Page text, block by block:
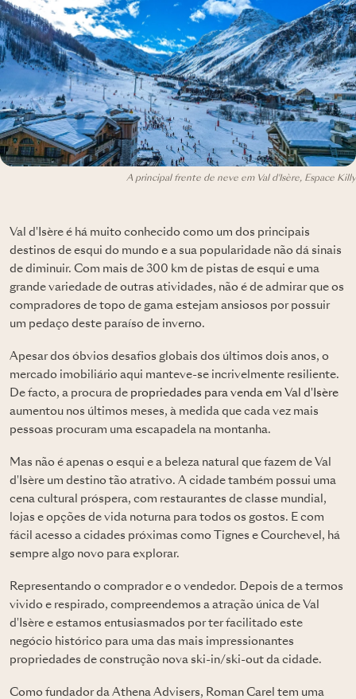
A principal frente de neve em Val d'Isère, Espace Killy
Val d'Isère é há muito conhecido como um dos principais
destinos de esqui do mundo e a sua popularidade não dá sinais
de diminuir. Com mais de 300 km de pistas de esqui e uma
grande variedade de outras atividades, não é de admirar que os
compradores de topo de gama estejam ansiosos por possuir
um pedaço deste paraíso de inverno.
Apesar dos óbvios desafios globais dos últimos dois anos, o
mercado imobiliário aqui manteve-se incrivelmente resiliente.
De facto, a procura de propriedades para venda em Val d'Isère
aumentou nos últimos meses, à medida que cada vez mais
pessoas procuram uma escapadela na montanha.
Mas não é apenas o esqui e a beleza natural que fazem de Val
d'Isère um destino tão atrativo. A cidade também possui uma
cena cultural próspera, com restaurantes de classe mundial,
lojas e opções de vida noturna para todos os gostos. E com
fácil acesso a cidades próximas como Tignes e Courchevel, há
sempre algo novo para explorar.
Representando o comprador e o vendedor. Depois de a termos
vivido e respirado, compreendemos a atração única de Val
d'Isère e estamos entusiasmados por ter facilitado este
negócio histórico para uma das mais impressionantes
propriedades de construção nova ski-in/ski-out da cidade.
Como fundador da Athena Advisers, Roman Carel tem uma